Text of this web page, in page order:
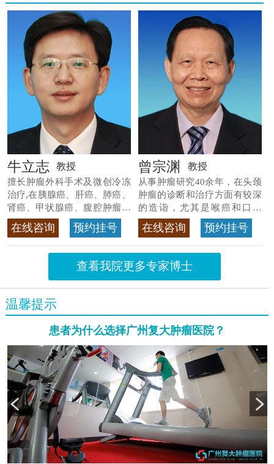
牛立志 教授
擅长肿瘤外科手术及微创冷冻
治疗,在胰腺癌、肝癌、肺癌、
肾癌、甲状腺癌、腹腔肿瘤等
>>查看专家详情
在线咨询 预约挂号
曾宗渊 教授
从事肿瘤研究40余年，在头颈
肿瘤的诊断和治疗方面有较深
的造诣，尤其是喉癌和口腔
癌，迄今仍是广东喉癌单病种
首席专家>>查看专家详情
在线咨询 预约挂号
查看我院更多专家博士
温馨提示
患者为什么选择广州复大肿瘤医院？